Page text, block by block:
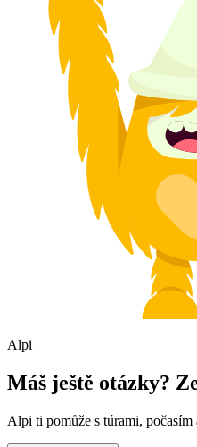
Alpi
Máš ještě otázky?
Alpi ti pomůže s túrami,